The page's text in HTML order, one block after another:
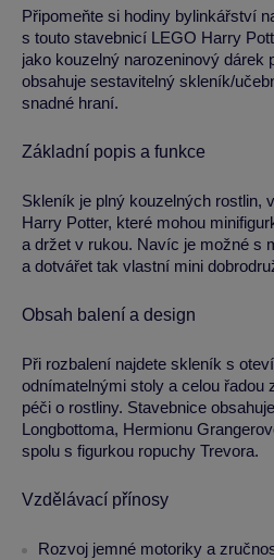
Připomeňte si hodiny bylinkářství
s touto stavebnicí LEGO Harry
jako kouzelný narozeninový dárek
obsahuje sestavitelný skleník/
snadné hraní.
Základní popis a funkce
Skleník je plný kouzelných rostlin,
Harry Potter, které mohou
a držet v rukou. Navíc je možné s
a dotvářet tak vlastní mini
Obsah balení a design
Při rozbalení najdete skleník s
odnímatelnými stoly a celou řadou
péči o rostliny. Stavebnice
Longbottoma, Hermionu
spolu s figurkou ropuchy Trevora.
Vzdělávací přínosy
Rozvoj jemné motoriky a